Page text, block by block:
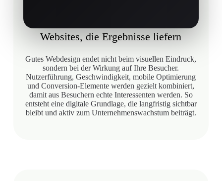
Websites, die Ergebnisse liefern
Gutes Webdesign endet nicht beim visuellen Eindruck,
sondern bei der Wirkung auf Ihre Besucher.
Nutzerführung, Geschwindigkeit, mobile Optimierung
und Conversion-Elemente werden gezielt kombiniert,
damit aus Besuchern echte Interessenten werden. So
entsteht eine digitale Grundlage, die langfristig sichtbar
bleibt und aktiv zum Unternehmenswachstum beiträgt.